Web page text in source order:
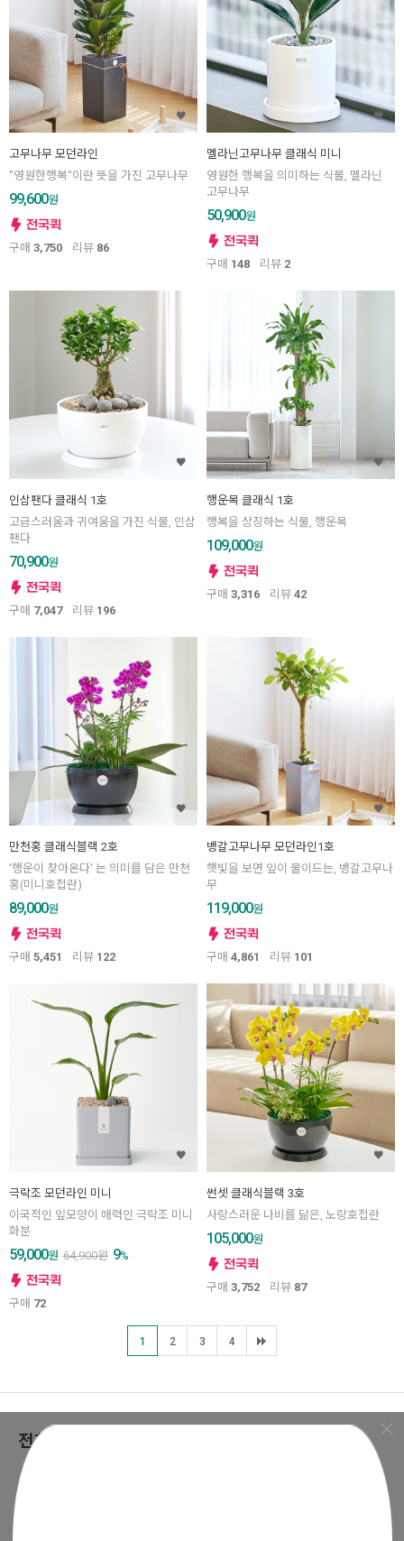
고무나무 모던라인
"영원한행복"이란 뜻을 가진 고무나무
99,600원
구매 3,750 리뷰 86
멜라닌고무나무 클래식 미니
영원한 행복을 의미하는 식물, 멜라닌
고무나무
50,900원
구매 148 리뷰 2
인삼팬다 클래식 1호
고급스러움과 귀여움을 가진 식물, 인삼
팬다
70,900원
구매 7,047 리뷰 196
행운목 클래식 1호
행복을 상징하는 식물, 행운목
109,000원
구매 3,316 리뷰 42
만천홍 클래식블랙 2호
'행운이 찾아온다' 는 의미를 담은 만천
홍(미니호접란)
89,000원
구매 5,451 리뷰 122
뱅갈고무나무 모던라인1호
햇빛을 보면 잎이 물이드는, 뱅갈고무나
무
119,000원
구매 4,861 리뷰 101
극락조 모던라인 미니
이국적인 잎모양이 매력인 극락조 미니
화분
59,000원 64,900원 9%
구매 72
썬셋 클래식블랙 3호
사랑스러운 나비를 닮은, 노랑호접란
105,000원
구매 3,752 리뷰 87
1 2 3 4
전화,문자 주문상담
1800-7879